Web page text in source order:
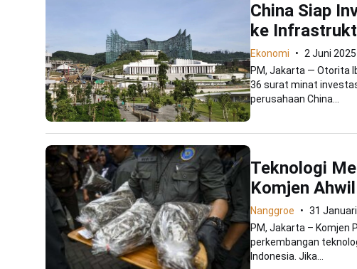
China Siap
ke
Ekonomi
2 Juni 2025
PM, Jakarta — Otorita
36 surat minat
perusahaan China...
Teknologi
Komjen
Nanggroe
31
PM, Jakarta – Komjen
perkembangan
Indonesia. Jika...